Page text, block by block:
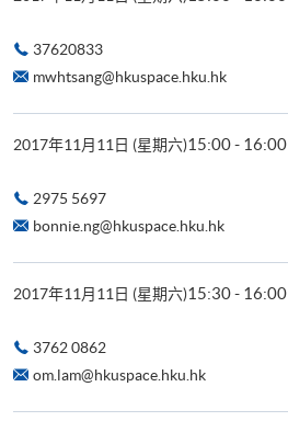
37620833
mwhtsang@hkuspace.hku.hk
2017年11月11日 (星期六)15:00 - 16:00
2975 5697
bonnie.ng@hkuspace.hku.hk
2017年11月11日 (星期六)15:30 - 16:00
3762 0862
om.lam@hkuspace.hku.hk